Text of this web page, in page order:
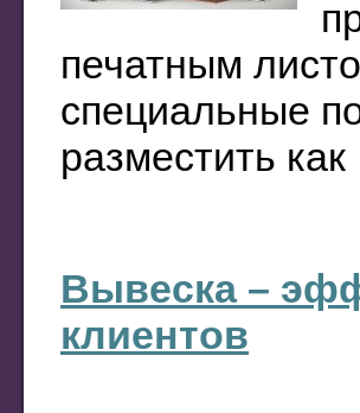
печатным
специальные
разместить как
Вывеска –
клиентов